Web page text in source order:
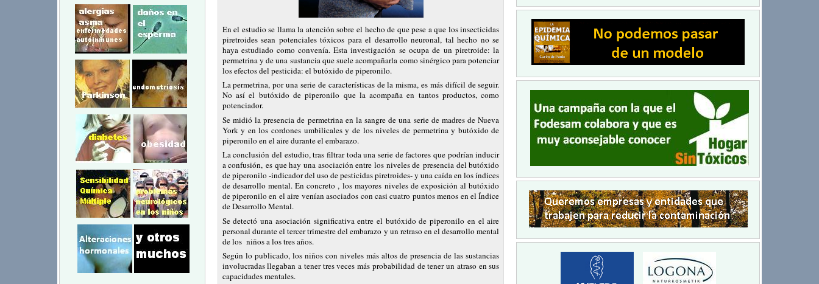
En el estudio se llama la atención sobre el hecho de que pese a que los insecticidas
piretroides sean potenciales tóxicos para el desarrollo neuronal, tal hecho no se
haya estudiado como convenía. Esta investigación se ocupa de un piretroide: la
permetrina y de una sustancia que suele acompañarla como sinérgico para potenciar
los efectos del pesticida: el butóxido de piperonilo.
La permetrina, por una serie de características de la misma, es más difícil de seguir.
No así el butóxido de piperonilo que la acompaña en tantos productos, como
potenciador.
Se midió la presencia de permetrina en la sangre de una serie de madres de Nueva
York y en los cordones umbilicales y de los niveles de permetrina y butóxido de
piperonilo en el aire durante el embarazo.
La conclusión del estudio, tras filtrar toda una serie de factores que podrían inducir
a confusión, es que hay una asociación entre los niveles de presencia del butóxido
de piperonilo -indicador del uso de pesticidas piretroides- y una caída en los índices
de desarrollo mental. En concreto , los mayores niveles de exposición al butóxido
de piperonilo en el aire venían asociados con casi cuatro puntos menos en el Índice
de Desarrollo Mental.
Se detectó una asociación significativa entre el butóxido de piperonilo en el aire
personal durante el tercer trimestre del embarazo y un retraso en el desarrollo mental
de los niños a los tres años.
Según lo publicado, los niños con niveles más altos de presencia de las sustancias
involucradas llegaban a tener tres veces más probabilidad de tener un atraso en sus
capacidades mentales.